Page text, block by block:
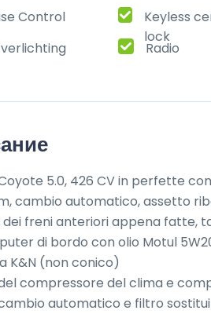
Control
Keyless
lock
verlichting
Radio
5.0, 426 CV in perfette
cambio automatico, assetto
dei freni anteriori appena fatte,
di bordo con olio Motul
K&N (non conico)
compressore del clima e
automatico e filtro